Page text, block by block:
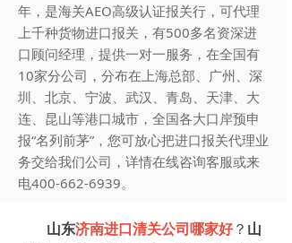
年，是海关AEO高级认证报关行，可代理
上千种货物进口报关，有500多名资深进
口顾问经理，提供一对一服务，在全国有
10家分公司，分布在上海总部、广州、深
圳、北京、宁波、武汉、青岛、天津、大
连、昆山等港口城市，全国各大口岸预申
报“名列前茅”，您可放心把进口报关代理业
务交给我们公司，详情在线咨询客服或来
电400-662-6939。
山东济南进口清关公司哪家好？ 山